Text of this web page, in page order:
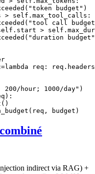
"token budget" )
> self .max_tool_calls:
"tool call
.start > self
"duration budget"
=lambda req:
200/hour; 1000/day" )
budget)
indirect via RAG) +